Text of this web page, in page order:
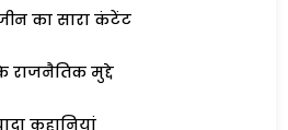
का सारा कंटेंट
राजनैतिक मुद्दे
कहानियां